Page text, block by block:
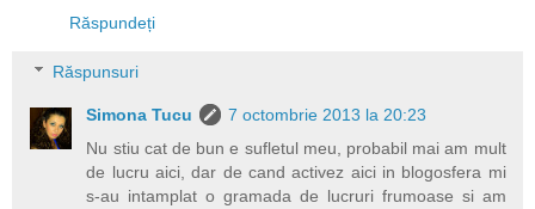
Răspundeți
Răspunsuri
Simona Tucu
7 octombrie 2013 la 20:23
Nu stiu cat de bun e sufletul meu, probabil mai am mult
de lucru aici, dar de cand activez aici in blogosfera mi
s-au intamplat o gramada de lucruri frumoase si am